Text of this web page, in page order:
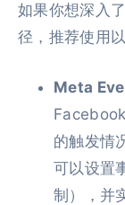
如果你想深入
径，推荐使用
Meta
的触发情
可以设置
制），并